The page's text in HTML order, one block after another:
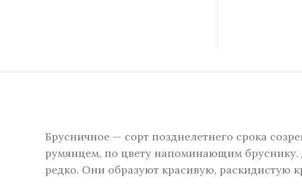
Брусничное — сорт позднелетнего срока
румянцем, по цвету напоминающим бруснику.
редко. Они образуют красивую, раскидистую